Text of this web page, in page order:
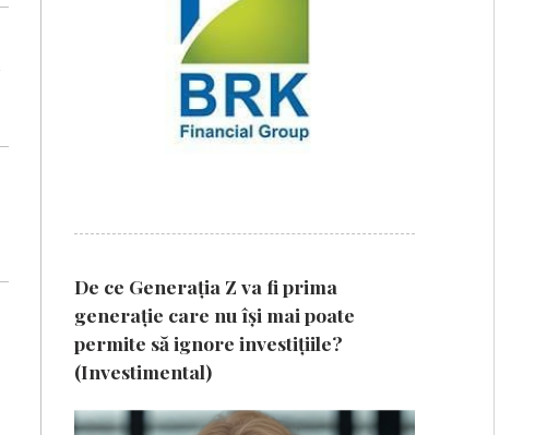
De ce Generația Z va fi prima
generație care nu își mai poate
permite să ignore investițiile?
(Investimental)